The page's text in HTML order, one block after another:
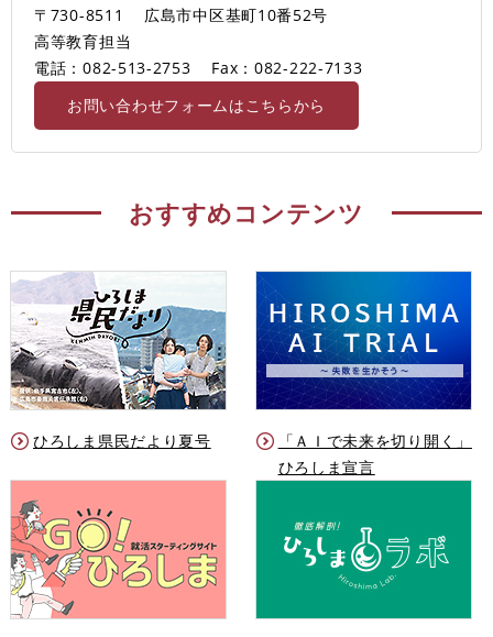
〒730-8511
広島市中区基町10番52号
高等教育担当
電話：082-513-2753
Fax：082-222-7133
お問い合わせフォームはこちらから
おすすめコンテンツ
ひろしま県民だより夏号
「ＡＩで未来を切り開く」
ひろしま宣言